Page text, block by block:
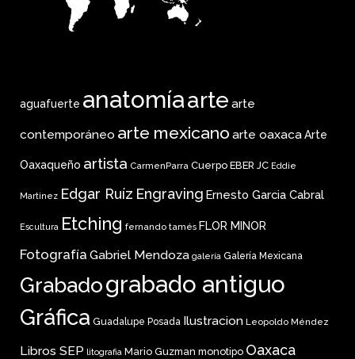
aguafuerte anatomíaarte arte
contemporáneo arte mexicano arte oaxacaArte
Oaxaqueño artista CarmenParra Cuerpo EBER JC Eddie
Martinez Edgar Ruíz Engraving Ernesto Garcia Cabral
Escultura Etching fernando tamés FLOR MINOR
Fotografía Gabriel Mendoza galería Galería Mexicana
Grabadograbado antiguo
Gráfica Guadalupe Posada Ilustracion Leopoldo Méndez
Libros SEP litografia Mario Guzman monotipo Oaxaca